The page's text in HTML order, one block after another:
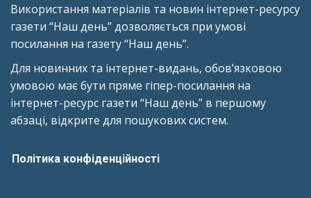
Використання матеріалів та новин інтернет-ресурсу
газети “Наш день” дозволяється при умові
посилання на газету “Наш день”.
Для новинних та інтернет-видань, обов’язковою
умовою має бути пряме гіпер-посилання на
інтернет-ресурс газети “Наш день” в першому
абзаці, відкрите для пошукових систем.
Політика конфіденційності